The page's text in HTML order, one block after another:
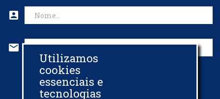
account_box
mail
CADASTRAR EMAIL
Utilizamos
cookies
essenciais e
tecnologias